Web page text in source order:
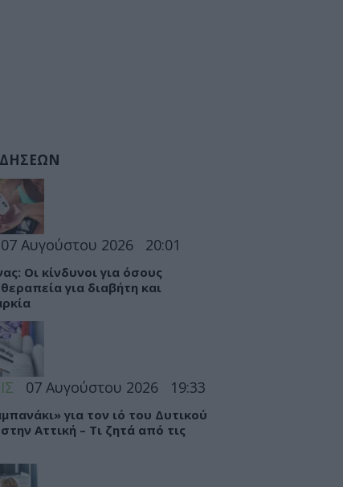
07 Αυγούστου 2026 20:01
Οι κίνδυνοι για όσους
για διαβήτη και
07 Αυγούστου 2026 19:33
για τον ιό του Δυτικού
Αττική – Τι ζητά από τις